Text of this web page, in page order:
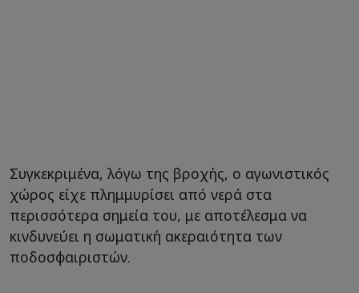
Συγκεκριμένα, λόγω της βροχής, ο αγωνιστικός
χώρος είχε πλημμυρίσει από νερά στα
περισσότερα σημεία του, με αποτέλεσμα να
κινδυνεύει η σωματική ακεραιότητα των
ποδοσφαιριστών.